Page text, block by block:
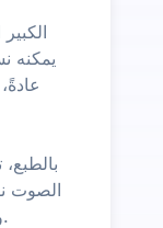
يمكنه
الصوت
وقلة الضوضاء دائمًا إلى نتائج أفضل.